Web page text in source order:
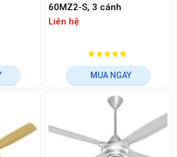
60MZ2-S, 3 cánh
Liên hệ
MUA NGAY